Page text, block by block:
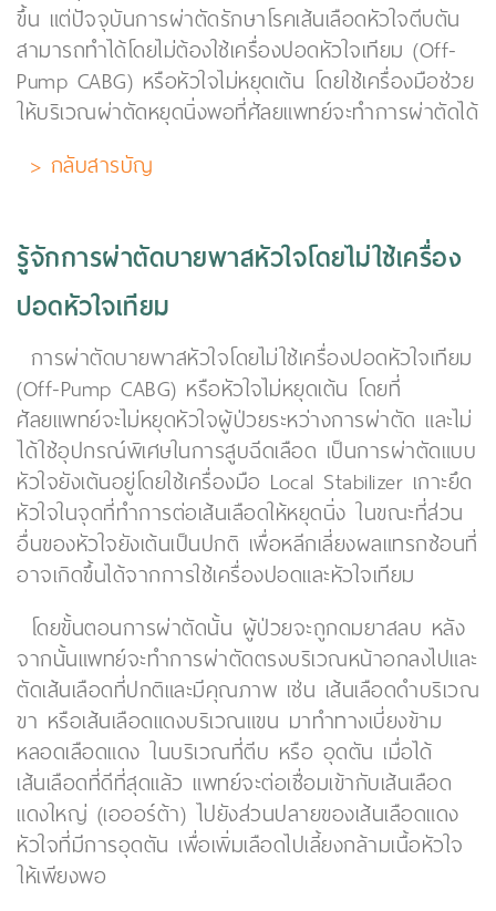
ขึ้น แต่ปัจจุบันการผ่าตัดรักษาโรคเส้นเลือดหัวใจตีบตัน
สามารถทำได้โดยไม่ต้องใช้เครื่องปอดหัวใจเทียม (Off-
Pump CABG) หรือหัวใจไม่หยุดเต้น โดยใช้เครื่องมือช่วย
ให้บริเวณผ่าตัดหยุดนิ่งพอที่ศัลยแพทย์จะทำการผ่าตัดได้
> กลับสารบัญ
รู้จักการผ่าตัดบายพาสหัวใจโดยไม่ใช้เครื่อง
ปอดหัวใจเทียม
การผ่าตัดบายพาสหัวใจโดยไม่ใช้เครื่องปอดหัวใจเทียม
(Off-Pump CABG) หรือหัวใจไม่หยุดเต้น โดยที่
ศัลยแพทย์จะไม่หยุดหัวใจผู้ป่วยระหว่างการผ่าตัด และไม่
ได้ใช้อุปกรณ์พิเศษในการสูบฉีดเลือด เป็นการผ่าตัดแบบ
หัวใจยังเต้นอยู่โดยใช้เครื่องมือ Local Stabilizer เกาะยึด
หัวใจในจุดที่ทำการต่อเส้นเลือดให้หยุดนิ่ง ในขณะที่ส่วน
อื่นของหัวใจยังเต้นเป็นปกติ เพื่อหลีกเลี่ยงผลแทรกซ้อนที่
อาจเกิดขึ้นได้จากการใช้เครื่องปอดและหัวใจเทียม
โดยขั้นตอนการผ่าตัดนั้น ผู้ป่วยจะถูกดมยาสลบ หลัง
จากนั้นแพทย์จะทำการผ่าตัดตรงบริเวณหน้าอกลงไปและ
ตัดเส้นเลือดที่ปกติและมีคุณภาพ เช่น เส้นเลือดดำบริเวณ
ขา หรือเส้นเลือดแดงบริเวณแขน มาทำทางเบี่ยงข้าม
หลอดเลือดแดง ในบริเวณที่ตีบ หรือ อุดตัน เมื่อได้
เส้นเลือดที่ดีที่สุดแล้ว แพทย์จะต่อเชื่อมเข้ากับเส้นเลือด
แดงใหญ่ (เอออร์ต้า) ไปยังส่วนปลายของเส้นเลือดแดง
หัวใจที่มีการอุดตัน เพื่อเพิ่มเลือดไปเลี้ยงกล้ามเนื้อหัวใจ
ให้เพียงพอ